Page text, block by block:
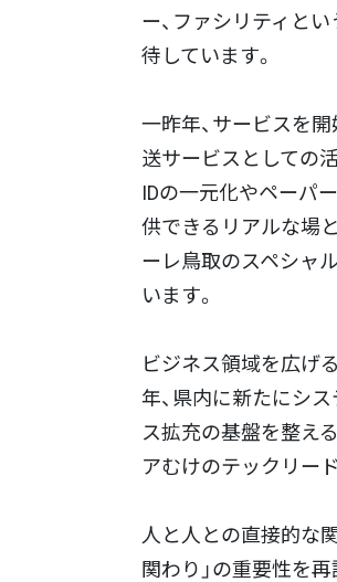
ー、ファシリティと
待しています。
一昨年、サービスを
送サービスとしての
IDの一元化やペーパ
供できるリアルな場
ーレ鳥取のスペシャ
います。
ビジネス領域を広げ
年、県内に新たにシ
ス拡充の基盤を整え
アむけのテックリー
人と人との直接的な
関わり」の重要性を